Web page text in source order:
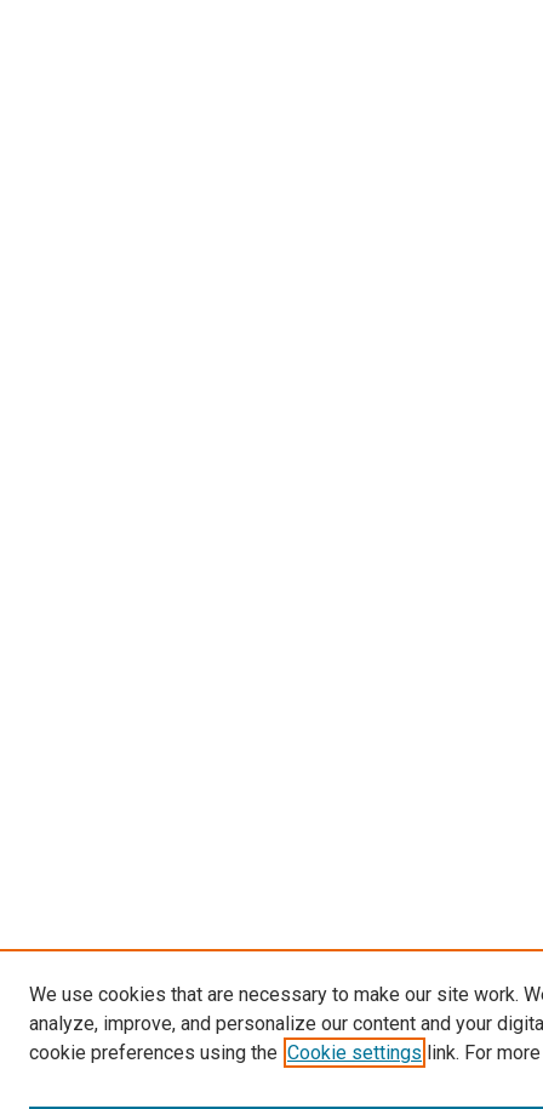
We use cookies that are necessary to make our site work.
analyze, improve, and personalize our content and your
cookie preferences using the Cookie settings link. For